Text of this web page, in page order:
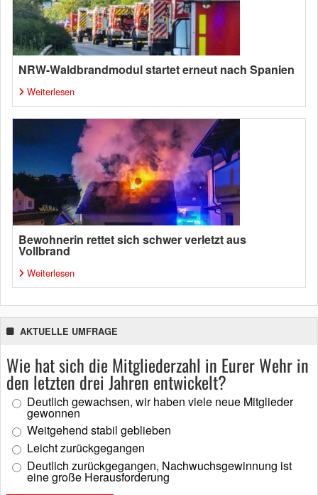
NRW-Waldbrandmodul startet erneut nach Spanien
Weiterlesen
Bewohnerin rettet sich schwer verletzt aus
Vollbrand
Weiterlesen
AKTUELLE UMFRAGE
Wie hat sich die Mitgliederzahl in Eurer Wehr in
den letzten drei Jahren entwickelt?
Deutlich gewachsen, wir haben viele neue Mitglieder
gewonnen
Weitgehend stabil geblieben
Leicht zurückgegangen
Deutlich zurückgegangen, Nachwuchsgewinnung ist
eine große Herausforderung